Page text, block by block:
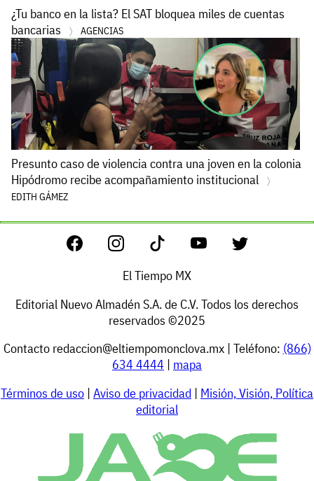
¿Tu banco en la lista? El SAT bloquea miles de cuentas
bancarias
AGENCIAS
Presunto caso de violencia contra una joven en la colonia
Hipódromo recibe acompañamiento institucional
EDITH GÁMEZ
El Tiempo MX
Editorial Nuevo Almadén S.A. de C.V. Todos los derechos
reservados ©2025
Contacto redaccion@eltiempomonclova.mx| Teléfono: (866)
634 4444 | mapa
Términos de uso | Aviso de privacidad | Misión, Visión, Política
editorial